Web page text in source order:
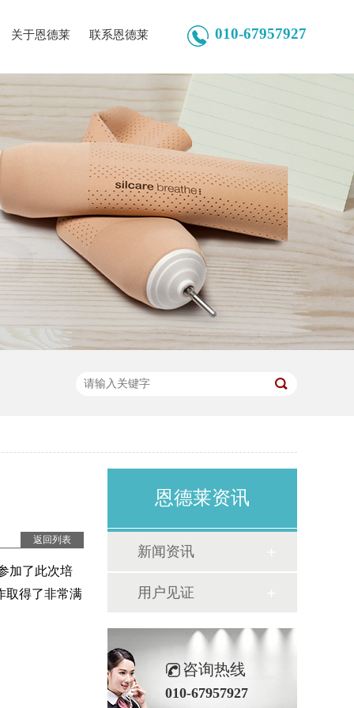
关于恩德莱 联系恩德莱 010-67957927
返回列表
加了此次培
取得了非常满
恩德莱资讯
新闻资讯
用户见证
咨询热线
010-67957927